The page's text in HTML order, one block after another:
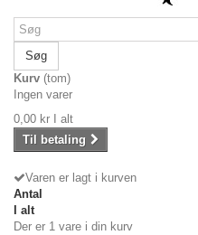
Søg
Kurv (tom)
Ingen varer
0,00 kr
I alt
Til betaling
Varen er lagt i kurven
Antal
I alt
Der er 1 vare i din kurv